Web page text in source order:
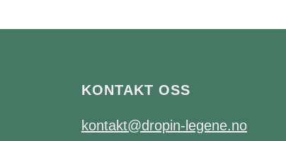
KONTAKT OSS
kontakt@dropin-legene.no